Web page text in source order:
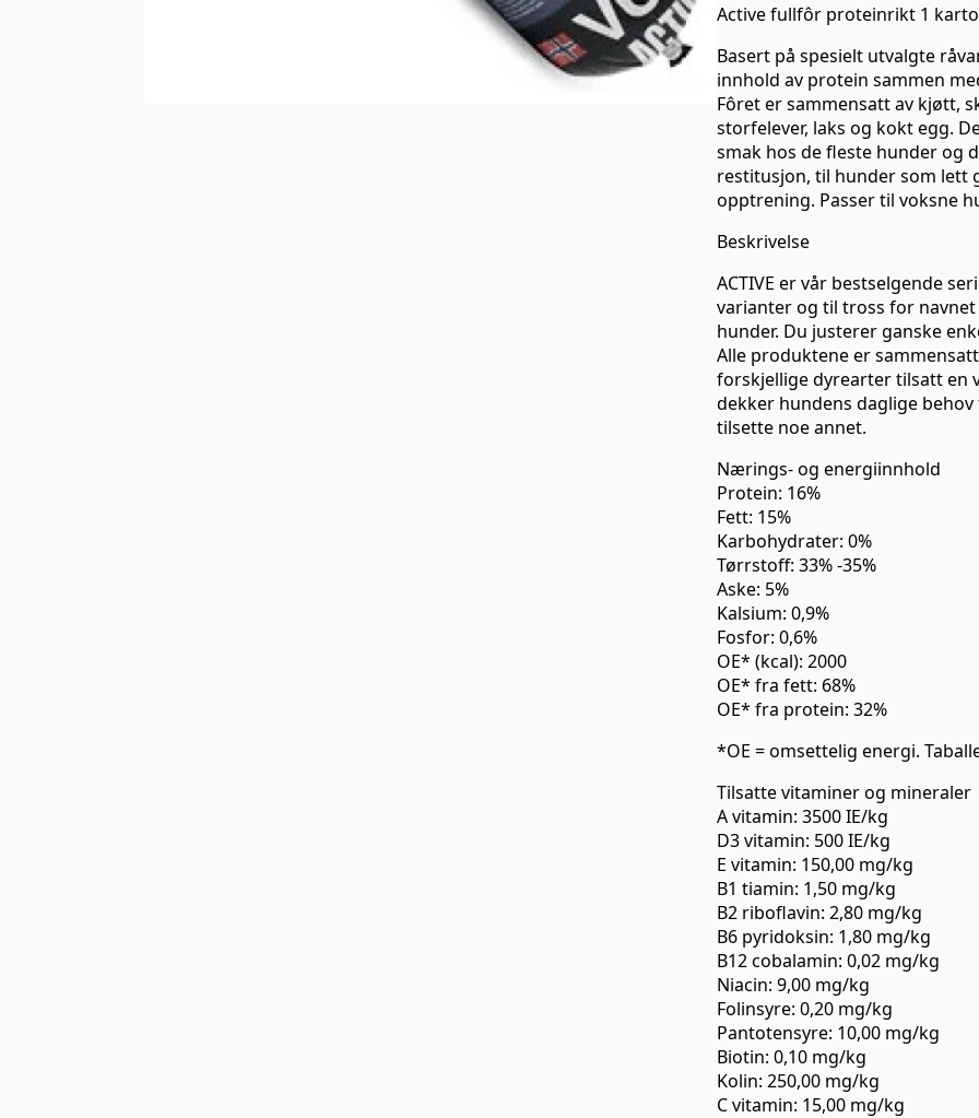
Active fullfôr proteinrikt 1
Basert på spesielt utvalgte
innhold av protein sammen
Fôret er sammensatt av kjøtt,
storfelever, laks og kokt egg.
smak hos de fleste hunder og
restitusjon, til hunder som lett
opptrening. Passer til voksne
Beskrivelse
ACTIVE er vår bestselgende
varianter og til tross for
hunder. Du justerer ganske
Alle produktene er
forskjellige dyrearter tilsatt en
dekker hundens daglige
tilsette noe annet.
Nærings- og energiinnhold
Protein: 16%
Fett: 15%
Karbohydrater: 0%
Tørrstoff: 33% -35%
Aske: 5%
Kalsium: 0,9%
Fosfor: 0,6%
OE* (kcal): 2000
OE* fra fett: 68%
OE* fra protein: 32%
*OE = omsettelig energi.
Tilsatte vitaminer og mineraler
A vitamin: 3500 IE/kg
D3 vitamin: 500 IE/kg
E vitamin: 150,00 mg/kg
B1 tiamin: 1,50 mg/kg
B2 riboflavin: 2,80 mg/kg
B6 pyridoksin: 1,80 mg/kg
B12 cobalamin: 0,02 mg/kg
Niacin: 9,00 mg/kg
Folinsyre: 0,20 mg/kg
Pantotensyre: 10,00 mg/kg
Biotin: 0,10 mg/kg
Kolin: 250,00 mg/kg
C vitamin: 15,00 mg/kg